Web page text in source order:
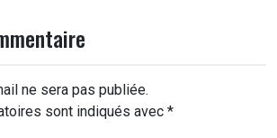
ne sera pas publiée.
sont indiqués avec *